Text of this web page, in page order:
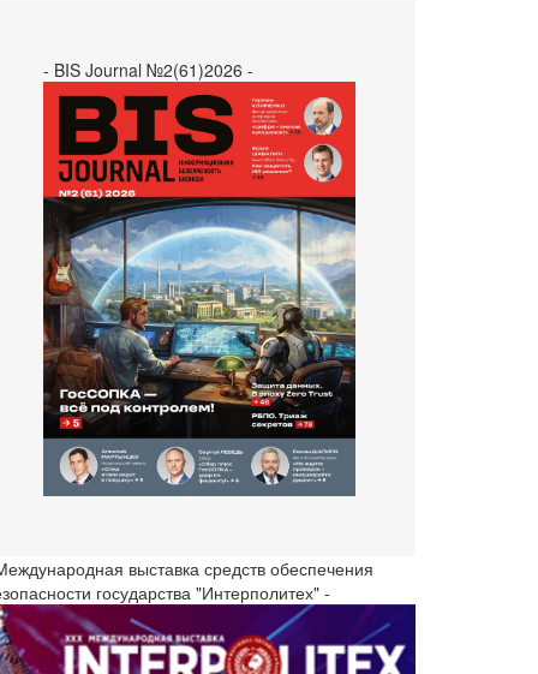
- BIS Journal №2(61)2026 -
выставка средств обеспечения
государства "Интерполитех" -